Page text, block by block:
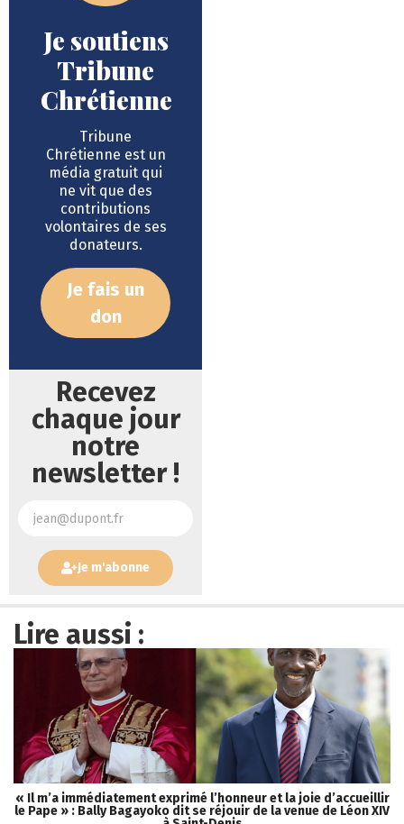
Je soutiens
Tribune
Chrétienne
Tribune
Chrétienne est un
média gratuit qui
ne vit que des
contributions
volontaires de ses
donateurs.
Je fais un
don
Recevez
chaque jour
notre
newsletter !
Je m'abonne
Lire aussi :
« Il m’a immédiatement exprimé l’honneur et la joie d’accueillir
le Pape » : Bally Bagayoko dit se réjouir de la venue de Léon XIV